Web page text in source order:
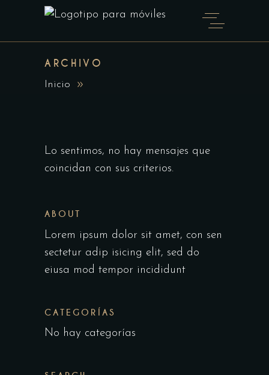
ARCHIVO
Inicio
Lo sentimos, no hay mensajes que
coincidan con sus criterios.
ABOUT
Lorem ipsum dolor sit amet, con sen
sectetur adip isicing elit, sed do
eiusa mod tempor incididunt
CATEGORÍAS
No hay categorías